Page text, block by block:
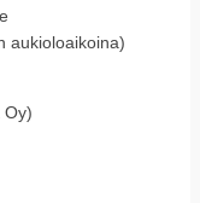
aukioloaikoina)
Oy)